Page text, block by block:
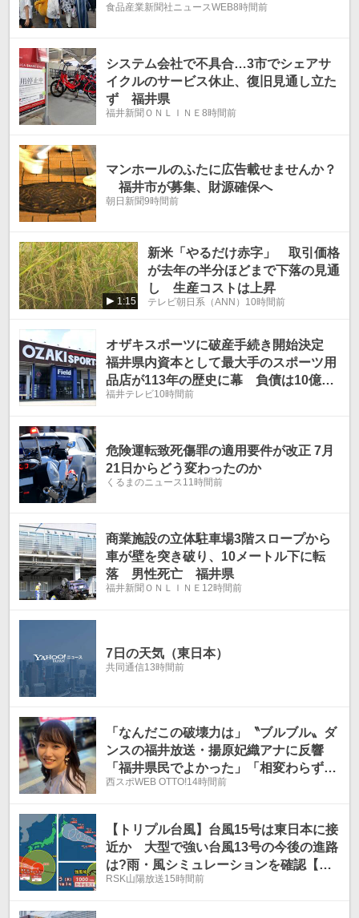
食品産業新聞社ニュースWEB8時間前
システム会社で不具合…3市でシェアサ
イクルのサービス休止、復旧見通し立た
ず 福井県
福井新聞ＯＮＬＩＮＥ 8時間前
マンホールのふたに広告載せませんか？
福井市が募集、財源確保へ
朝日新聞9時間前
1:15
新米「やるだけ赤字」 取引価格
が去年の半分ほどまで下落の見通
し 生産コストは上昇
テレビ朝日系（ANN） 10時間前
オザキスポーツに破産手続き開始決定
福井県内資本として最大手のスポーツ用
品店が113年の歴史に幕 負債は10億56
00万円
福井テレビ10時間前
危険運転致死傷罪の適用要件が改正 7月
21日からどう変わったのか
くるまのニュース 11時間前
商業施設の立体駐車場3階スロープから
車が壁を突き破り、10メートル下に転
落 男性死亡 福井県
福井新聞ＯＮＬＩＮＥ 12時間前
7日の天気（東日本）
共同通信13時間前
「なんだこの破壊力は」〝ブルブル〟ダ
ンスの福井放送・揚原妃織アナに反響
「福井県民でよかった」「相変わらず素
晴らしい」
西スポWEB OTTO!14時間前
【トリプル台風】台風15号は東日本に接
近か 大型で強い台風13号の今後の進路
は?雨・風シミュレーションを確認【気
象庁台風情報 6日午前4時45分発表】
RSK山陽放送15時間前